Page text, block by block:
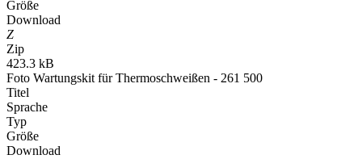
Größe
Download
Z
Zip
423.3 kB
Foto Wartungskit für Thermoschweißen - 261 500
Titel
Sprache
Typ
Größe
Download